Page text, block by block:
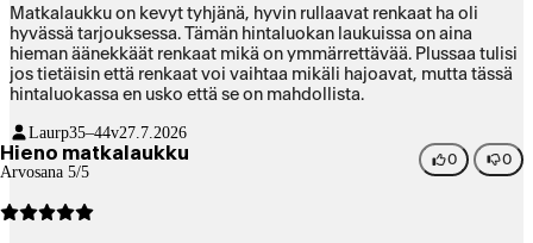
Matkalaukku on kevyt tyhjänä, hyvin rullaavat renkaat ha oli
hyvässä tarjouksessa. Tämän hintaluokan laukuissa on aina
hieman äänekkäät renkaat mikä on ymmärrettävää. Plussaa tulisi
jos tietäisin että renkaat voi vaihtaa mikäli hajoavat, mutta tässä
hintaluokassa en usko että se on mahdollista.
Laurp35–44v27.7.2026
Hieno matkalaukku
Arvosana 5/5
0 0